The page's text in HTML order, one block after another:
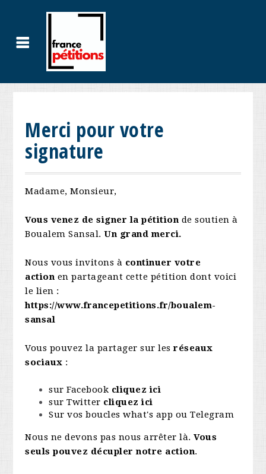
Merci pour votre
signature
Madame, Monsieur,
Vous venez de signer la pétition de soutien à
Boualem Sansal.Un grand merci.
Nous vous invitons à continuer votre
action en partageant cette pétition dont voici
le lien :
https://www.francepetitions.fr/boualem-
sansal
Vous pouvez la partager sur lesréseaux
sociaux :
sur Facebook cliquez ici
sur Twitter cliquez ici
Sur vos boucles what's app ou Telegram
Nous ne devons pas nous arrêter là.Vous
seuls pouvez décupler notre action.